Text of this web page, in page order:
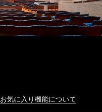
お気に入り機能について